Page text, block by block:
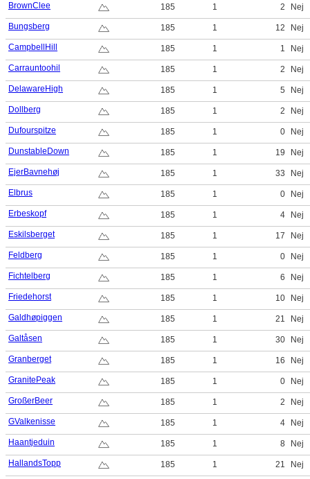
BrownClee
185 1 2
Nej
Bungsberg
185 1 12
Nej
CampbellHill
185 1 1
Nej
Carrauntoohil
185 1 2
Nej
DelawareHigh
185 1 5
Nej
Dollberg
185 1 2
Nej
Dufourspitze
185 1 0
Nej
DunstableDown
185 1 19
Nej
EjerBavnehøj
185 1 33
Nej
Elbrus
185 1 0
Nej
Erbeskopf
185 1 4
Nej
Eskilsberget
185 1 17
Nej
Feldberg
185 1 0
Nej
Fichtelberg
185 1 6
Nej
Friedehorst
185 1 10
Nej
Galdhøpiggen
185 1 21
Nej
Galtåsen
185 1 30
Nej
Granberget
185 1 16
Nej
GranitePeak
185 1 0
Nej
GroßerBeer
185 1 2
Nej
GValkenisse
185 1 4
Nej
Haantjeduin
185 1 8
Nej
HallandsTopp
185 1 21
Nej